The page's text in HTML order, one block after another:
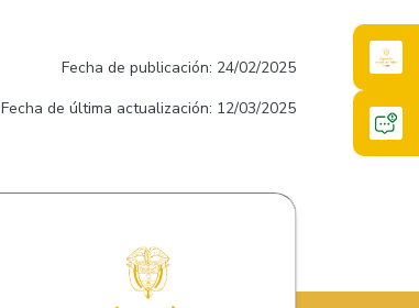
Fecha de publicación: 24/02/2025
Fecha de última actualización: 12/03/2025